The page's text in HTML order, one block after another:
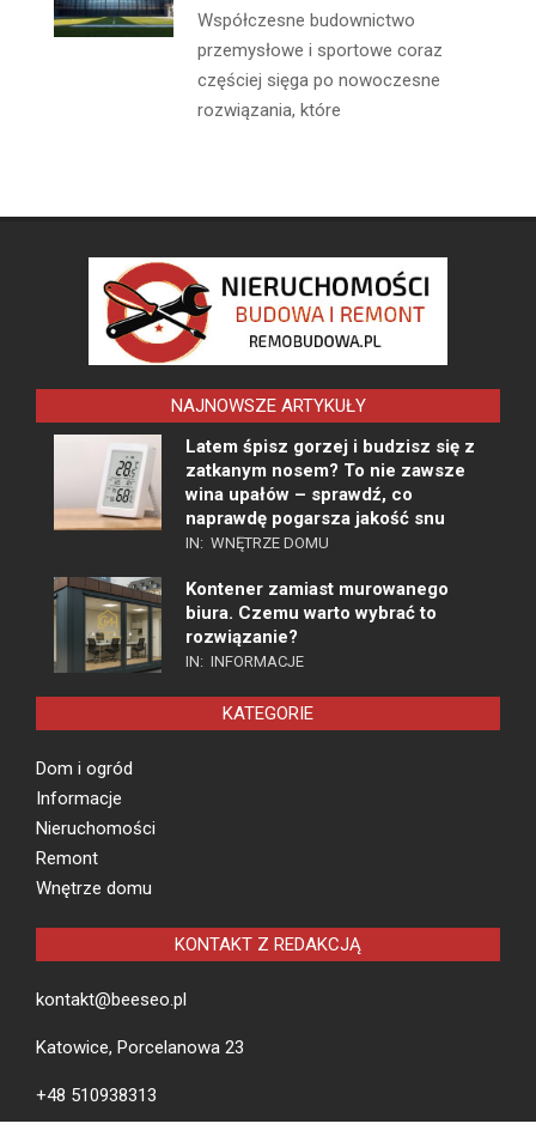
Współczesne budownictwo
przemysłowe i sportowe coraz
częściej sięga po nowoczesne
rozwiązania, które
NAJNOWSZE ARTYKUŁY
Latem śpisz gorzej i budzisz się z
zatkanym nosem? To nie zawsze
wina upałów – sprawdź, co
naprawdę pogarsza jakość snu
IN: WNĘTRZE DOMU
Kontener zamiast murowanego
biura. Czemu warto wybrać to
rozwiązanie?
IN: INFORMACJE
KATEGORIE
Dom i ogród
Informacje
Nieruchomości
Remont
Wnętrze domu
KONTAKT Z REDAKCJĄ
kontakt@beeseo.pl
Katowice, Porcelanowa 23
+48 510938313